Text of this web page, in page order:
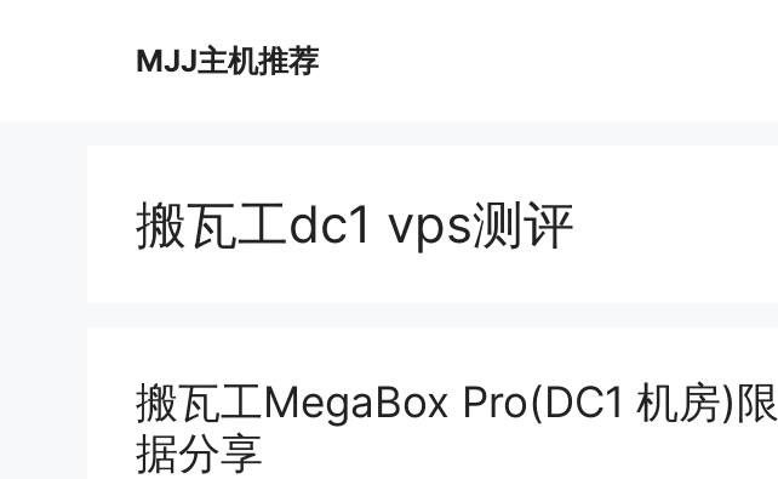
MJJ主机推荐
搬瓦工dc1 vps测评
搬瓦工MegaBox Pro(DC1 机房)
据分享